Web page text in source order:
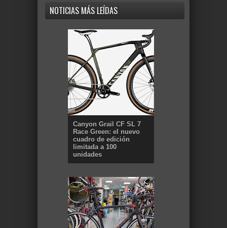
NOTICIAS MÁS LEÍDAS
Canyon Grail CF SL 7
Race Green: el nuevo
cuadro de edición
limitada a 100
unidades